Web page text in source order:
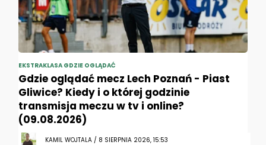
EKSTRAKLASA GDZIE OGLĄDAĆ
Gdzie oglądać mecz Lech Poznań - Piast
Gliwice? Kiedy i o której godzinie
transmisja meczu w tv i online?
(09.08.2026)
KAMIL WOJTALA / 8 SIERPNIA 2026, 15:53